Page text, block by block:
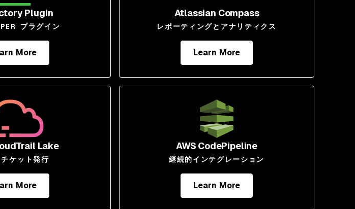
Plugin
プラグイン
More
Atlassian Compass
レポーティングとアナリティクス
Learn More
Lake
ケット発行
More
AWS CodePipeline
継続的インテグレーション
Learn More